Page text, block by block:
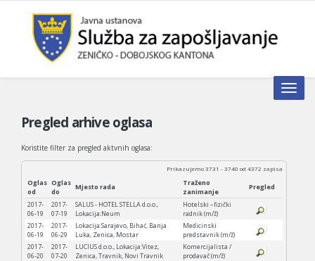
Toggle
Pregled arhive oglasa
Koristite filter za pregled aktvnih oglasa:
Prikazujemo 3731 - 3740 od 4372 zapisa
Oglas
od
Oglas
do
Mjesto rada
Traženo
zanimanje
Pregled
2017-
06-19
2017-
07-19
SALUS - HOTEL STELLA d.o.o.,
Lokacija:Neum
Hotelski –fizički
radnik (m/ž)
2017-
06-19
2017-
06-29
Lokacija:Sarajevo, Bihać, Banja
Luka, Zenica, Mostar
Medicinski
predstavnik (m/ž)
2017-
06-20
2017-
07-20
LUCIUS d.o.o., Lokacija:Vitez,
Zenica, Travnik, Novi Travnik
Komercijalista /
prodavač (m/ž)